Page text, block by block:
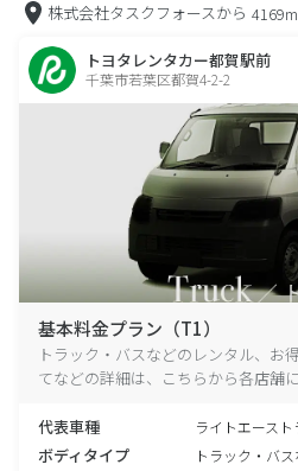
株式会社タスクフォースから 4169m
トヨタレンタカー都賀駅前
千葉市若葉区都賀4-2-2
基本料金プラン（T1）
トラック・バスなどのレンタル、お
てなどの詳細は、こちらから各店舗
代表車種 ライトエース
ボディタイプ トラック・バ